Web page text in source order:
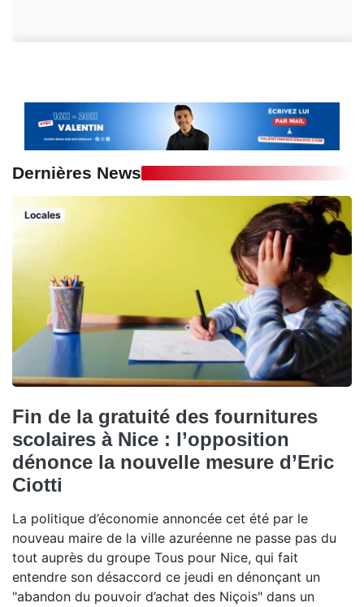
Dernières News
Locales
Fin de la gratuité des fournitures
scolaires à Nice : l’opposition
dénonce la nouvelle mesure d’Eric
Ciotti
La politique d’économie annoncée cet été par le
nouveau maire de la ville azuréenne ne passe pas du
tout auprès du groupe Tous pour Nice, qui fait
entendre son désaccord ce jeudi en dénonçant un
"abandon du pouvoir d’achat des Niçois" dans un